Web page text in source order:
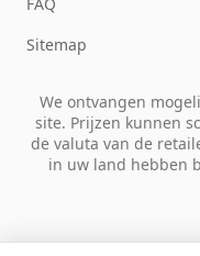
Sitemap
We ontvangen
site. Prijzen kunnen
de valuta van de
in uw land hebben